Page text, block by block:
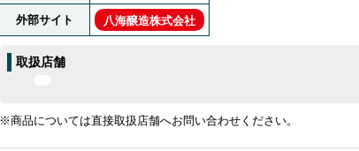
外部サイト 八海醸造株式会社
取扱店舗
※商品については直接取扱店舗へお問い合わせください。